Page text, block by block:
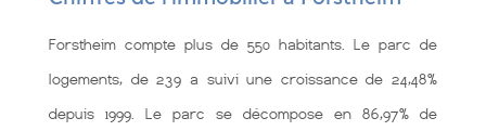
Forstheim compte plus de 550 habitants. Le parc de
logements, de 239 a suivi une croissance de 24,48%
depuis 1999. Le parc se décompose en 86,97% de